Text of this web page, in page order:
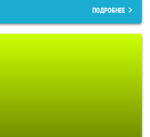
ПОДРОБНЕЕ